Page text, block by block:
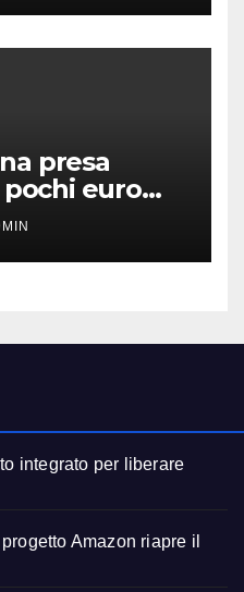
presa
euro
integrato per liberare
Amazon riapre il